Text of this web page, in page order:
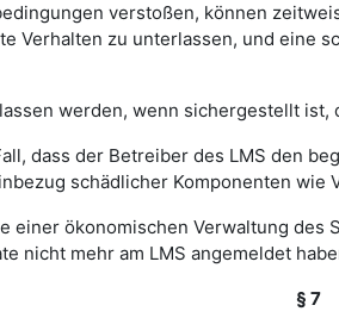
verstoßen, können
Verhalten zu unterlassen, und
werden, wenn sichergestellt
dass der Betreiber des LMS den
schädlicher Komponenten wie
einer ökonomischen Verwaltung
nicht mehr am LMS angemeldet
§ 7